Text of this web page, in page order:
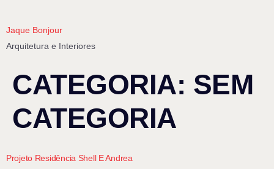
Jaque Bonjour
Arquitetura e Interiores
CATEGORIA: SEM
CATEGORIA
Projeto Residência Shell E Andrea